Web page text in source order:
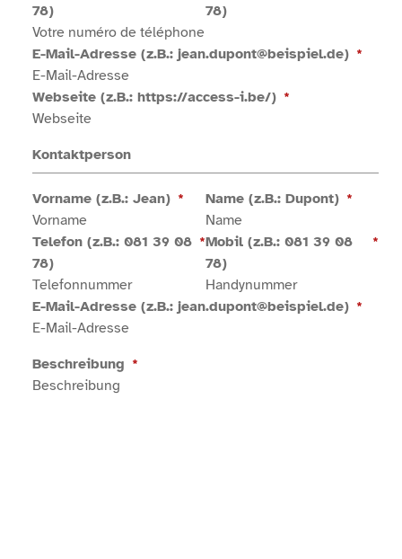
78)
78)
E-Mail-Adresse (z.B.: jean.dupont@beispiel.de) *
Webseite (z.B.: https://access-i.be/) *
Kontaktperson
Vorname (z.B.: Jean) * Name (z.B.: Dupont) *
Telefon (z.B.: 081 39 08
78)
*Mobil (z.B.: 081 39 08
78)
*
E-Mail-Adresse (z.B.: jean.dupont@beispiel.de) *
Beschreibung *